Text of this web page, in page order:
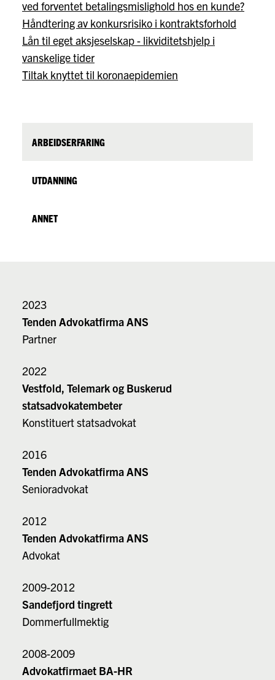
ved forventet betalingsmislighold hos en kunde?
Håndtering av konkursrisiko i kontraktsforhold
Lån til eget aksjeselskap - likviditetshjelp i
vanskelige tider
Tiltak knyttet til koronaepidemien
ARBEIDSERFARING
UTDANNING
ANNET
2023
Tenden Advokatfirma ANS
Partner
2022
Vestfold, Telemark og Buskerud
statsadvokatembeter
Konstituert statsadvokat
2016
Tenden Advokatfirma ANS
Senioradvokat
2012
Tenden Advokatfirma ANS
Advokat
2009-2012
Sandefjord tingrett
Dommerfullmektig
2008-2009
Advokatfirmaet BA-HR